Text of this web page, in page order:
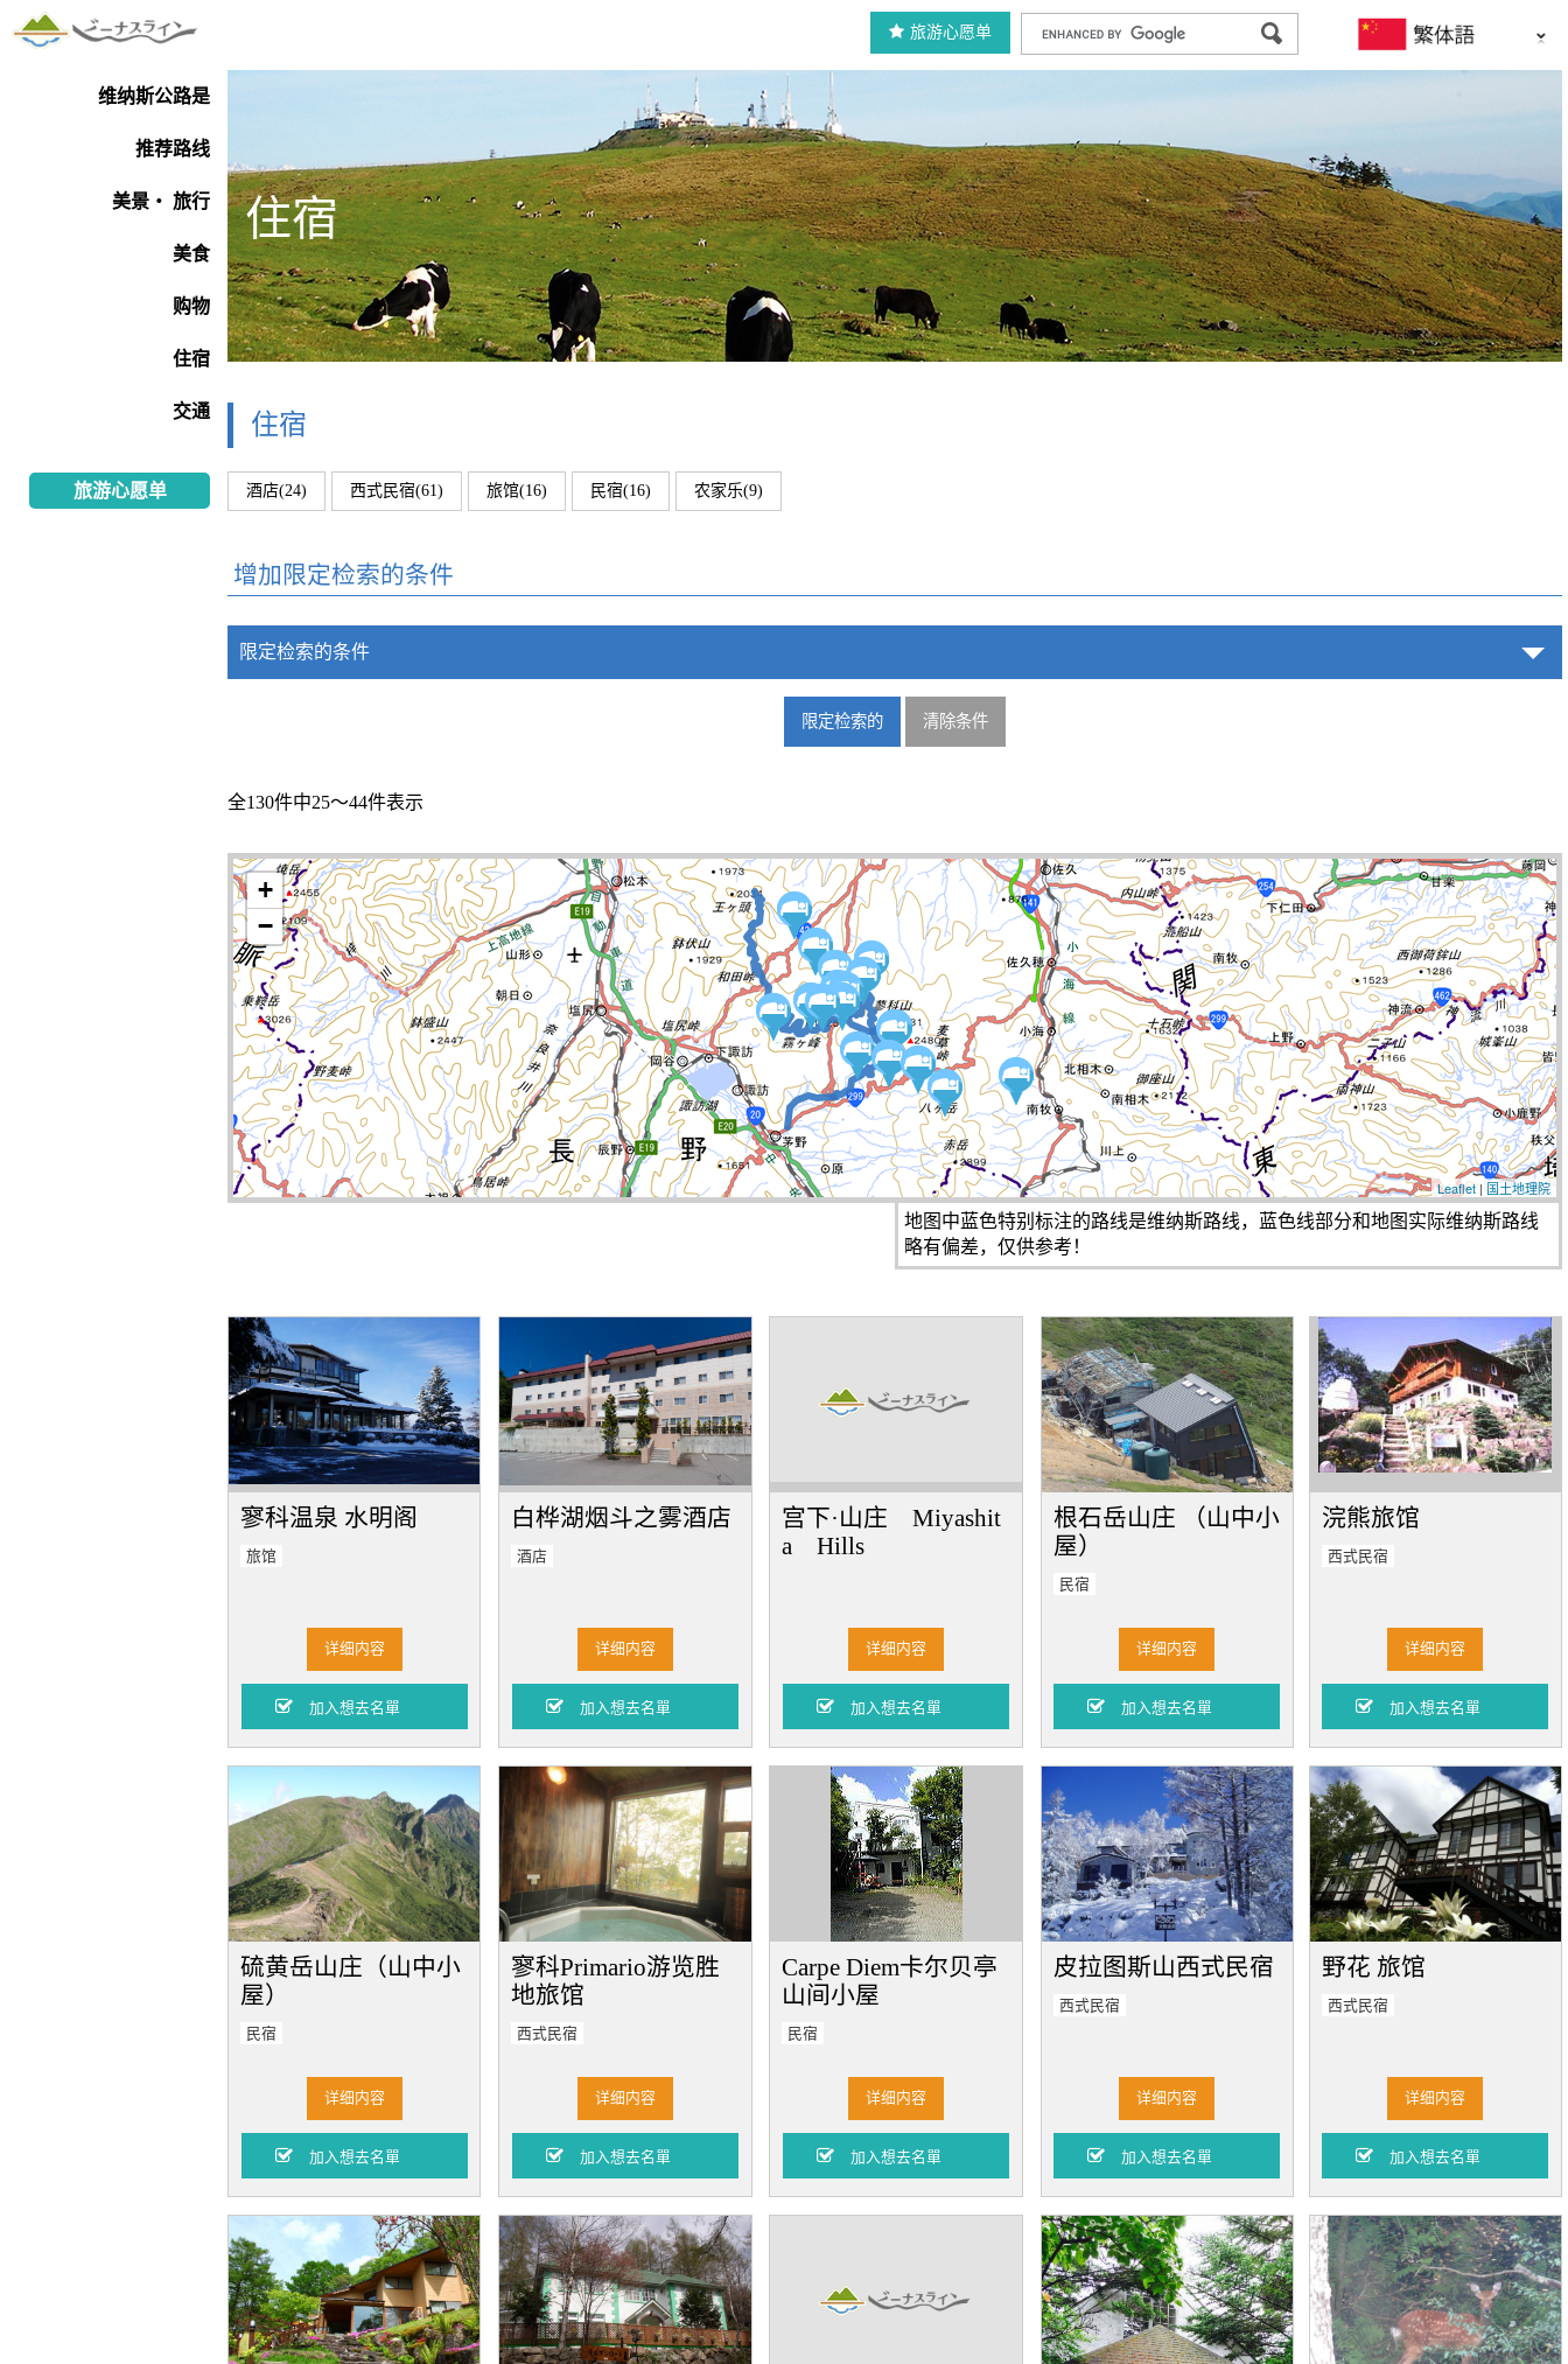
旅游心愿单
维纳斯公路是
推荐路线
美景・ 旅行
美食
购物
住宿
交通
旅游心愿单
住宿
住宿
酒店(24) 西式民宿(61) 旅馆(16) 民宿(16) 农家乐(9)
增加限定检索的条件
限定检索的条件
全130件中25～44件表示
+
−
Leaflet|国土地理院
地图中蓝色特别标注的路线是维纳斯路线，蓝色线部分和地图实际维纳斯路线
略有偏差，仅供参考！
寥科温泉 水明阁
旅馆
详细内容
白桦湖烟斗之雾酒店
酒店
详细内容
宫下·山庄 Miyashit
a Hills
详细内容
根石岳山庄 （山中小
屋）
民宿
详细内容
浣熊旅馆
西式民宿
详细内容
硫黄岳山庄（山中小
屋）
民宿
详细内容
寥科Primario游览胜
地旅馆
西式民宿
详细内容
Carpe Diem卡尔贝亭
山间小屋
民宿
详细内容
皮拉图斯山西式民宿
西式民宿
详细内容
野花 旅馆
西式民宿
详细内容